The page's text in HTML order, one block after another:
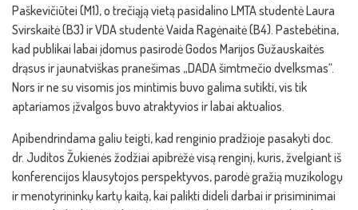
Paškevičiūtei (M1), o trečiąją vietą pasidalino LMTA studentė Laura
Svirskaitė (B3) ir VDA studentė Vaida Ragėnaitė (B4). Pastebėtina,
kad publikai labai įdomus pasirodė Godos Marijos Gužauskaitės
drąsus ir jaunatviškas pranešimas „DADA šimtmečio dvelksmas“.
Nors ir ne su visomis jos mintimis buvo galima sutikti, vis tik
aptariamos įžvalgos buvo atraktyvios ir labai aktualios.
Apibendrindama galiu teigti, kad renginio pradžioje pasakyti doc.
dr. Juditos Žukienės žodžiai apibrėžė visą renginį, kuris, žvelgiant iš
konferencijos klausytojos perspektyvos, parodė gražią muzikologų
ir menotyrininkų kartų kaitą, kai palikti dideli darbai ir prisiminimai